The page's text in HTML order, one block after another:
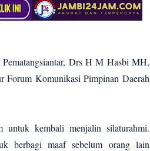
Drs H M Hasbi MH,
Forum Komunikasi Pimpinan Daerah
untuk kembali menjalin silaturahmi.
berbagi maaf sebelum orang lain